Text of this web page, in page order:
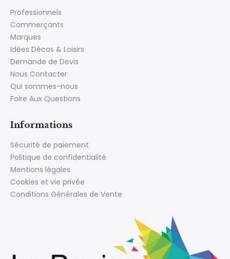
Professionnels
Commerçants
Marques
Idées Décos & Loisirs
Demande de Devis
Nous Contacter
Qui sommes-nous
Foire Aux Questions
Informations
Sécurité de paiement
Politique de confidentialité
Mentions légales
Cookies et vie privée
Conditions Générales de Vente